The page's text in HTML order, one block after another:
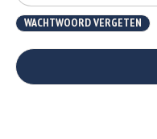
WACHTWOORD VERGETEN